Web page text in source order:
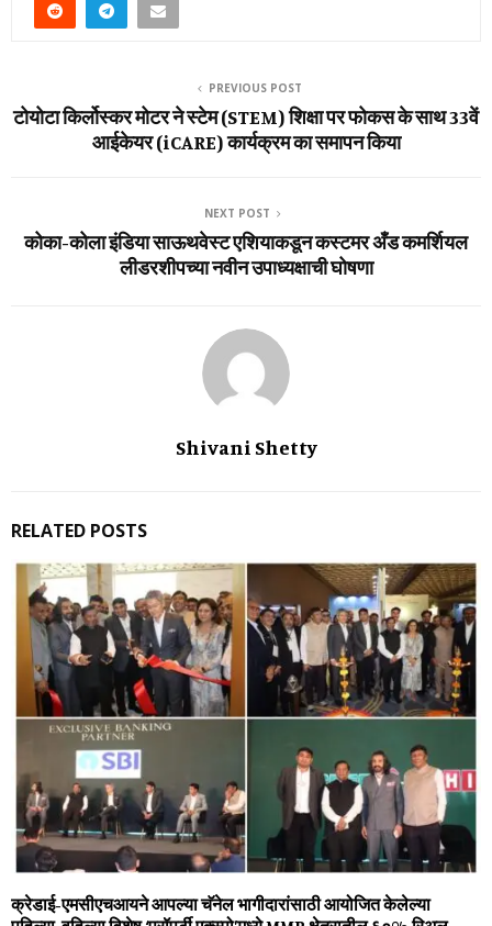
PREVIOUS POST
टोयोटा किर्लोस्कर मोटर ने स्टेम (STEM) शिक्षा पर फोकस के साथ 33वें
आईकेयर (iCARE) कार्यक्रम का समापन किया
NEXT POST
कोका-कोला इंडिया साऊथवेस्‍ट एशियाकडून कस्‍टमर अँड कमर्शियल
लीडरशीपच्‍या नवीन उपाध्‍यक्षाची घोषणा
Shivani Shetty
RELATED POSTS
क्रेडाई-एमसीएचआयने आपल्या चॅनेल भागीदारांसाठी आयोजित केलेल्या